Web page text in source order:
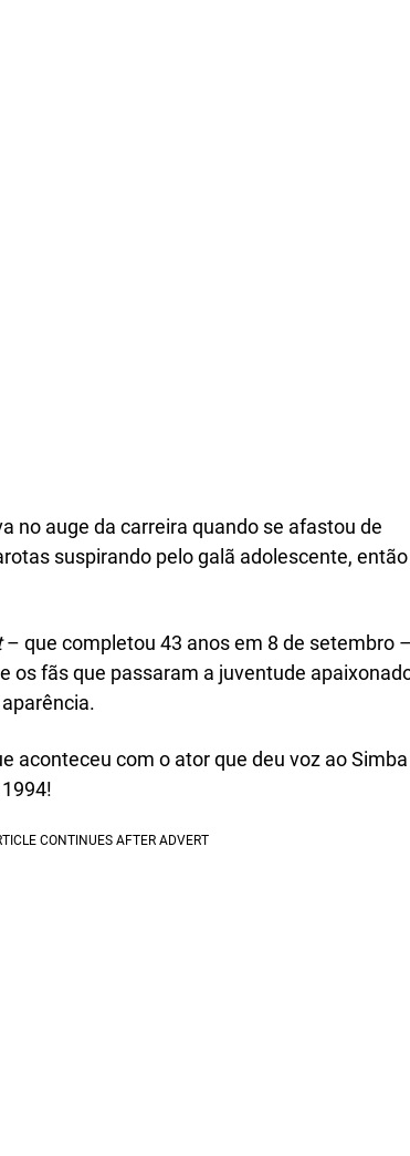
no auge da carreira quando se afastou de
suspirando pelo galã adolescente, então
– que completou 43 anos em 8 de setembro
os fãs que passaram a juventude
aconteceu com o ator que deu voz ao